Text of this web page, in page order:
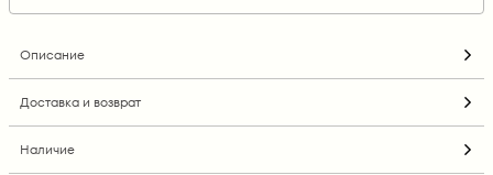
Описание
Доставка и возврат
Наличие